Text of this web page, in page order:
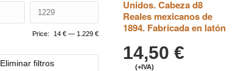
Unidos. Cabeza d8
Reales mexicanos de
1894. Fabricada en latón
14,50 €
(+IVA)
Price: 14 € — 1.229 €
Eliminar filtros